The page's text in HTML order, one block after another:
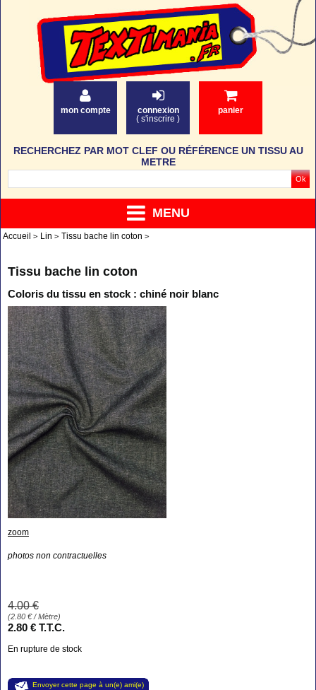
mon compte
connexion
( s'inscrire )
panier
MENU
RECHERCHEZ PAR MOT CLEF OU RÉFÉRENCE UN TISSU AU
METRE
Accueil Lin Tissu bache lin coton
Tissu bache lin coton
Coloris du tissu en stock : chiné noir blanc
zoom
photos non contractuelles
4.00 €
(2.80 €/ Mètre)
2.80 € T.T.C.
En rupture de stock
Envoyer cette page à un(e) ami(e)